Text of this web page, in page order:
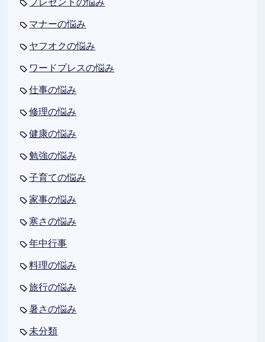
プレゼントの悩み
マナーの悩み
ヤフオクの悩み
ワードプレスの悩み
仕事の悩み
修理の悩み
健康の悩み
勉強の悩み
子育ての悩み
家事の悩み
寒さの悩み
年中行事
料理の悩み
旅行の悩み
暑さの悩み
未分類